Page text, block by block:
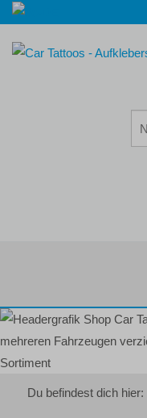
Du befindest dich hier: